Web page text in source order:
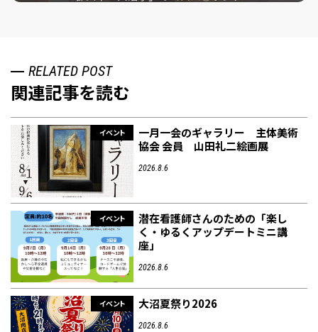
RELATED POST
関連記事を読む
イベント
一月一会のギャラリー 主体美術
協会 会員 山田礼二絵画展
2026.8.6
イベント
潜在看護師さんのための「楽し
く・ゆるくアップデートミニ講
座」
2026.8.6
イベント 大沼夏祭り2026
2026.8.6